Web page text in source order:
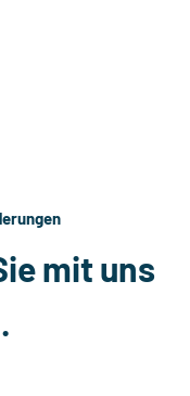
mit uns